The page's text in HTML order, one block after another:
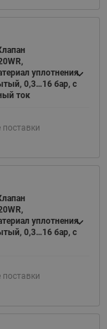
уплотнения
0,3…16 бар, с
ток
поставки
уплотнения
0,3…16 бар, с
поставки